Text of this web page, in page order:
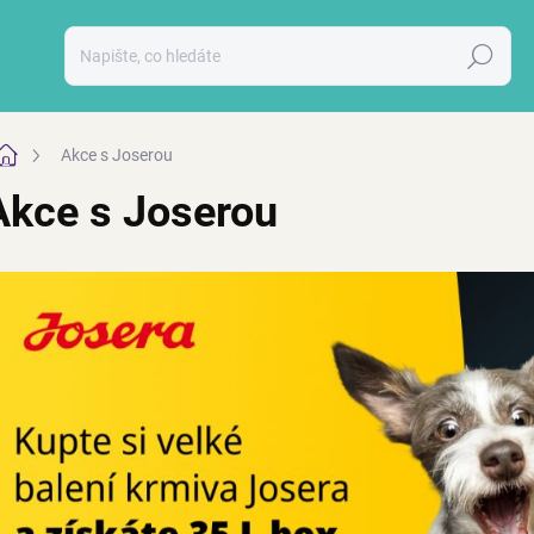
Hledat
Domů Akce s Joserou
s Joserou